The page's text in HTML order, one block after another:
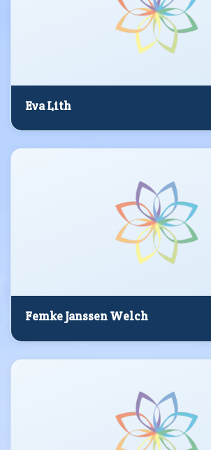
Eva Lith
Femke Janssen Welch